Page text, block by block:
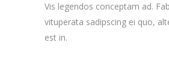
Vis legendos conceptam ad.
vituperata sadipscing ei quo,
est in.